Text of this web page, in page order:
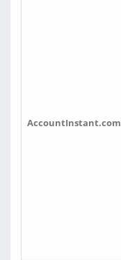
AccountInstant.com